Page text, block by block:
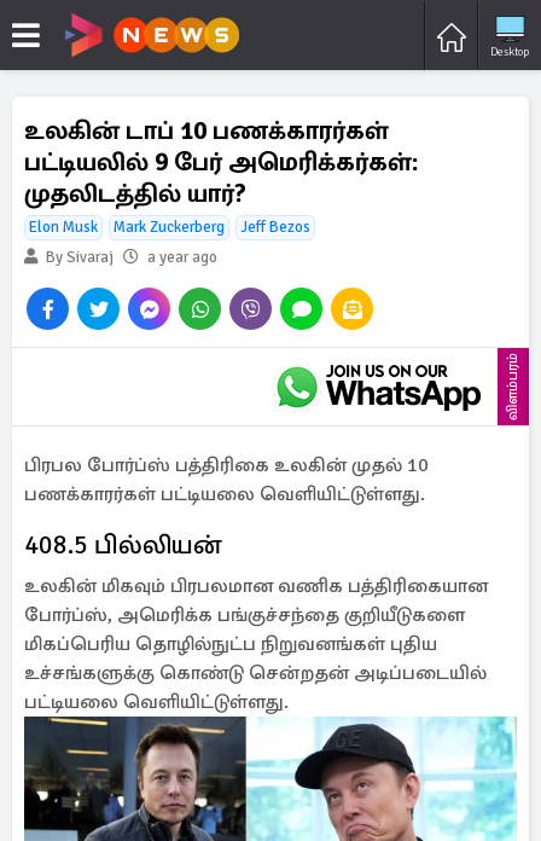
Desktop
உலகின் டாப் 10 பணக்காரர்கள்
பட்டியலில் 9 பேர் அமெரிக்கர்கள்:
முதலிடத்தில் யார்?
Elon Musk Mark Zuckerberg
Jeff Bezos
By Sivaraj
a year ago
விளம்பரம்
பிரபல போர்ப்ஸ் பத்திரிகை உலகின் முதல் 10
பணக்காரர்கள் பட்டியலை வெளியிட்டுள்ளது.
408.5 பில்லியன்
உலகின் மிகவும் பிரபலமான வணிக பத்திரிகையான
போர்ப்ஸ், அமெரிக்க பங்குச்சந்தை குறியீடுகளை
மிகப்பெரிய தொழில்நுட்ப நிறுவனங்கள் புதிய
உச்சங்களுக்கு கொண்டு சென்றதன் அடிப்படையில்
பட்டியலை வெளியிட்டுள்ளது.